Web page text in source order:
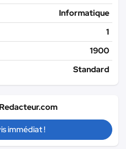
Informatique
1
1900
Standard
immédiat !